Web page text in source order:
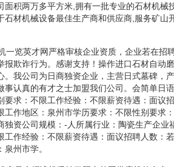
面积两万多平方米,拥有一批专业的石材机
石材机械设备最佳生产商和供应商,服务矿
一览英才网严格审核企业资质，企业若在招
报欺诈行为。感谢支持！操作进口石材自动
。我公司为日商独资企业，主营日式墓碑，
事认真的有才之士加盟我们公司。会简单日
要求：不限工作经验：不限薪资待遇：面议
工作地区：泉州市学历要求：不限性别要求
独资公司规模：-人所属行业：陶瓷生产企业
工作经验：不限薪资待遇：面议招聘人数：
州市学。